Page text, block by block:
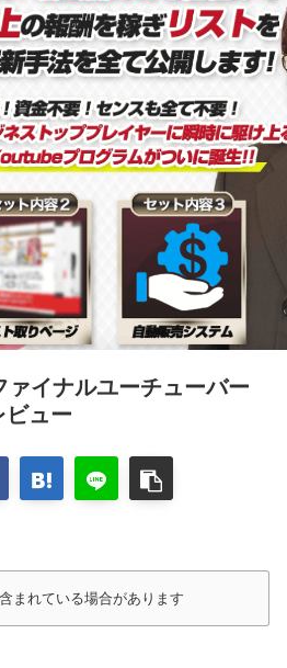
ァイナルユーチューバー
ビュー
まれている場合があります